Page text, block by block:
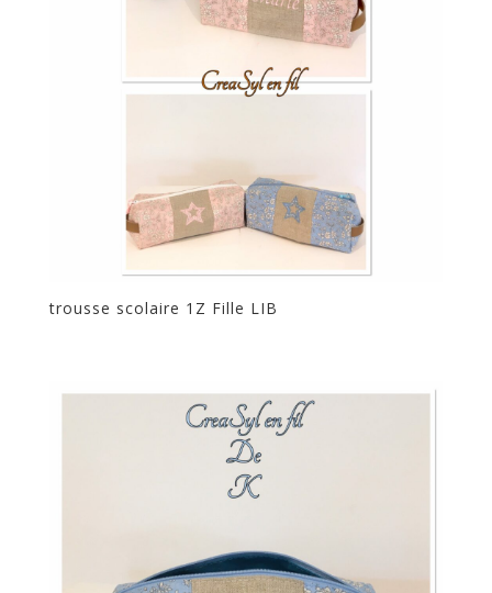
trousse scolaire 1Z Fille LIB